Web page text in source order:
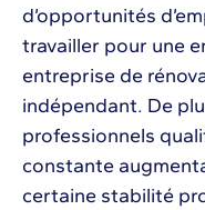
d’opportunités
travailler pour une
entreprise de
indépendant. De
professionnels
constante
certaine stabilité